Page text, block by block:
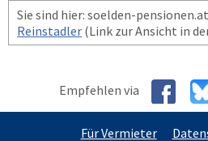
Sie sind hier: soelden-
Reinstadler (Link zur Ansicht in
Empfehlen via
Für Vermieter